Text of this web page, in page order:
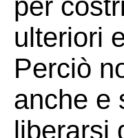
per
ulteriori
Perciò
anche e
liberarsi